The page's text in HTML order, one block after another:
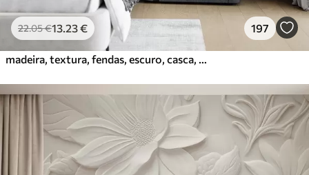
22.05€13 .23€ 197